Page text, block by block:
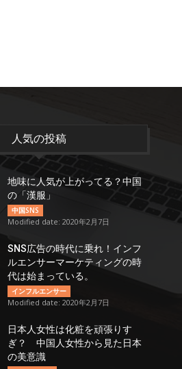
人気の投稿
地味に人気が上がってる？中国
の「漢服」
中国SNS
Modified date: 2020年2月7日
SNS広告の時代に乗れ！インフ
ルエンサーマーケティングの時
代は始まっている。
インフルエンサー
Modified date: 2020年2月7日
日本人女性は化粧を頑張りす
ぎ？ 中国人女性から見た日本
の美意識